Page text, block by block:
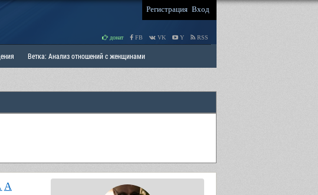
Регистрация Вход
донат FB VK Y RSS
Ветка: Анализ отношений с женщинами
A